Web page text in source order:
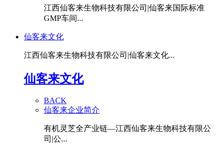
江西仙客来生物科技有限公司|仙客来国际标准
GMP车间...
仙客来文化
江西仙客来生物科技有限公司|仙客来文化...
仙客来文化
BACK
仙客来企业简介
有机灵芝全产业链—江西仙客来生物科技有限公
司|公...